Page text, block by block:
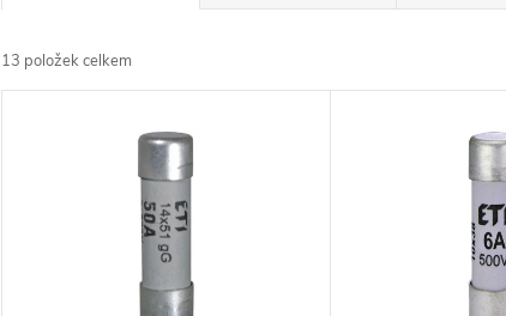
a
z
13 položek celkem